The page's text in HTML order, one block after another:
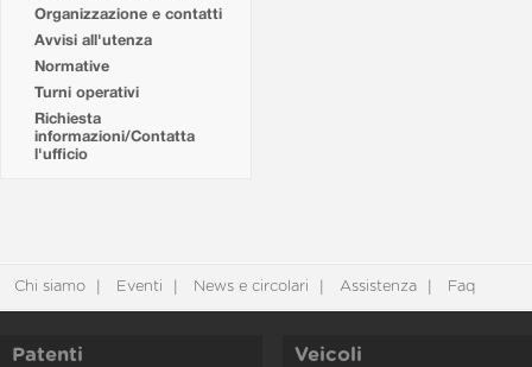
Organizzazione e contatti
Avvisi all'utenza
Normative
Turni operativi
Richiesta
informazioni/Contatta
l'ufficio
Chi siamo Eventi News e circolari Assistenza Faq
Patenti Veicoli